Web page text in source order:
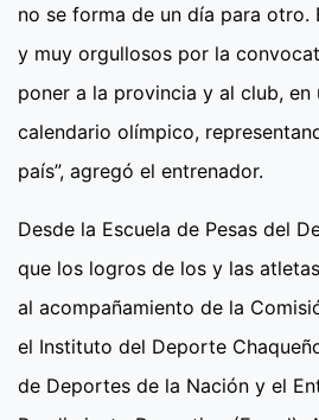
no se forma de un día para otro.
y muy orgullosos por la
poner a la provincia y al club, en
calendario olímpico,
país”, agregó el entrenador.
Desde la Escuela de Pesas del
que los logros de los y las
al acompañamiento de la
el Instituto del Deporte
de Deportes de la Nación y el